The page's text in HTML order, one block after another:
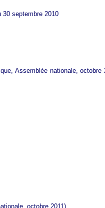
30 septembre 2010
Assemblée nationale, octobre
octobre 2011)